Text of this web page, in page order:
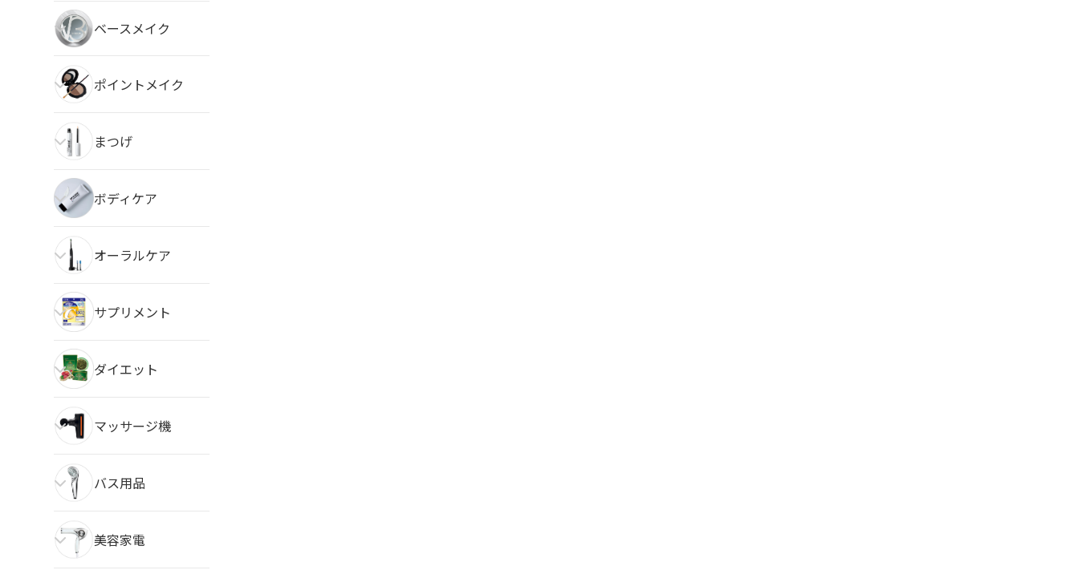
ベースメイク
ポイントメイク
まつげ
ボディケア
オーラルケア
サプリメント
ダイエット
マッサージ機
バス用品
美容家電